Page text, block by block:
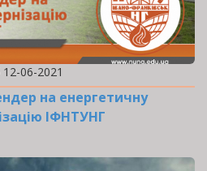
12-06-2021
на енергетичну
ІФНТУНГ